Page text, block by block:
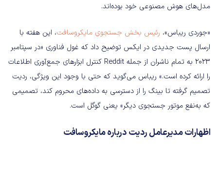
مدل‌های هوش مصنوعی خود بوده‌اند.
«جوردی ریباس»، رئیس بخش جستجوی مایکروسافت، این هفته با
ارسال پست جدیدی در ایکس توضیح داد که غول فناوری «در سپتامبر
2023 به تمام ناشران از جمله Reddit کنترل ابزارهای جمع‌آوری اطلاعات
را ارائه کرده است.» ریباس می‌گوید که حتی با وجود این ویژگی، ردیت
تصمیم گرفته تا بینگ را از دسترسی به داده‌های محروم کند، تصمیمی
که به‌نفع موتور جستجوی دیگر» یعنی گوگل است.
اظهارات مدیرعامل ردیت درباره مایکروسافت